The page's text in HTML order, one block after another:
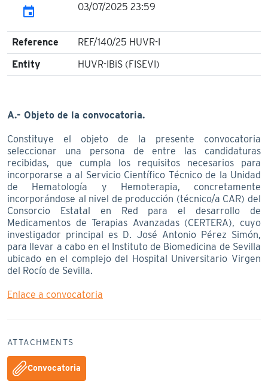
event 03/07/2025 23:59
Reference
REF/140/25 HUVR-I
Entity
HUVR-IBiS (FISEVI)
A.- Objeto de la convocatoria.
Constituye el objeto de la presente convocatoria
seleccionar una persona de entre las candidaturas
recibidas, que cumpla los requisitos necesarios para
incorporarse a al Servicio Científico Técnico de la Unidad
de Hematología y Hemoterapia, concretamente
incorporándose al nivel de producción (técnico/a CAR) del
Consorcio Estatal en Red para el desarrollo de
Medicamentos de Terapias Avanzadas (CERTERA), cuyo
investigador principal es D. José Antonio Pérez Simón,
para llevar a cabo en el Instituto de Biomedicina de Sevilla
ubicado en el complejo del Hospital Universitario Virgen
del Rocío de Sevilla.
Enlace a convocatoria
ATTACHMENTS
Convocatoria